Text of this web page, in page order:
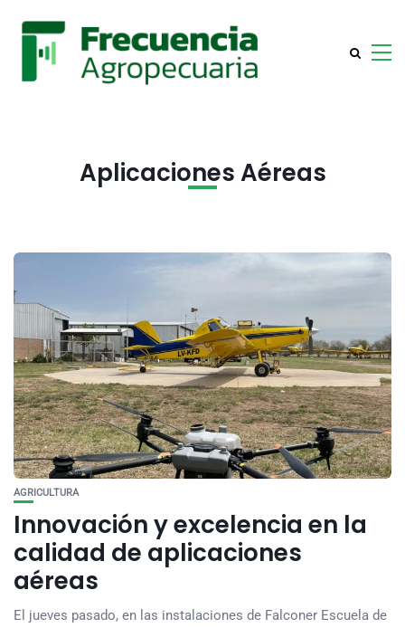
Aplicaciones Aéreas
AGRICULTURA
Innovación y excelencia en la
calidad de aplicaciones
aéreas
El jueves pasado, en las instalaciones de Falconer Escuela de